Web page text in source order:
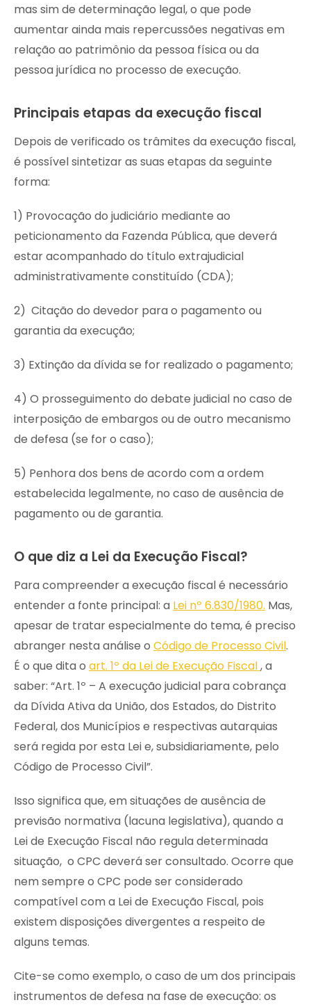
mas sim de determinação legal, o que pode
aumentar ainda mais repercussões negativas em
relação ao patrimônio da pessoa física ou da
pessoa jurídica no processo de execução.
Principais etapas da execução fiscal
Depois de verificado os trâmites da execução fiscal,
é possível sintetizar as suas etapas da seguinte
forma:
1) Provocação do judiciário mediante ao
peticionamento da Fazenda Pública, que deverá
estar acompanhado do título extrajudicial
administrativamente constituído (CDA);
2) Citação do devedor para o pagamento ou
garantia da execução;
3) Extinção da dívida se for realizado o pagamento;
4) O prosseguimento do debate judicial no caso de
interposição de embargos ou de outro mecanismo
de defesa (se for o caso);
5) Penhora dos bens de acordo com a ordem
estabelecida legalmente, no caso de ausência de
pagamento ou de garantia.
O que diz a Lei da Execução Fiscal?
Para compreender a execução fiscal é necessário
entender a fonte principal: a Lei nº 6.830/1980. Mas,
apesar de tratar especialmente do tema, é preciso
abranger nesta análise o Código de Processo Civil.
É o que dita o art. 1º da Lei de Execução Fiscal, a
saber: “Art. 1º – A execução judicial para cobrança
da Dívida Ativa da União, dos Estados, do Distrito
Federal, dos Municípios e respectivas autarquias
será regida por esta Lei e, subsidiariamente, pelo
Código de Processo Civil”.
Isso significa que, em situações de ausência de
previsão normativa (lacuna legislativa), quando a
Lei de Execução Fiscal não regula determinada
situação, o CPC deverá ser consultado. Ocorre que
nem sempre o CPC pode ser considerado
compatível com a Lei de Execução Fiscal, pois
existem disposições divergentes a respeito de
alguns temas.
Cite-se como exemplo, o caso de um dos principais
instrumentos de defesa na fase de execução: os